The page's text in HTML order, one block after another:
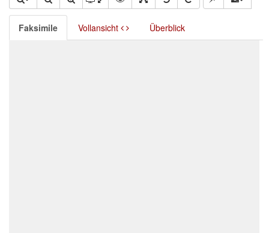
Faksimile Vollansicht Überblick